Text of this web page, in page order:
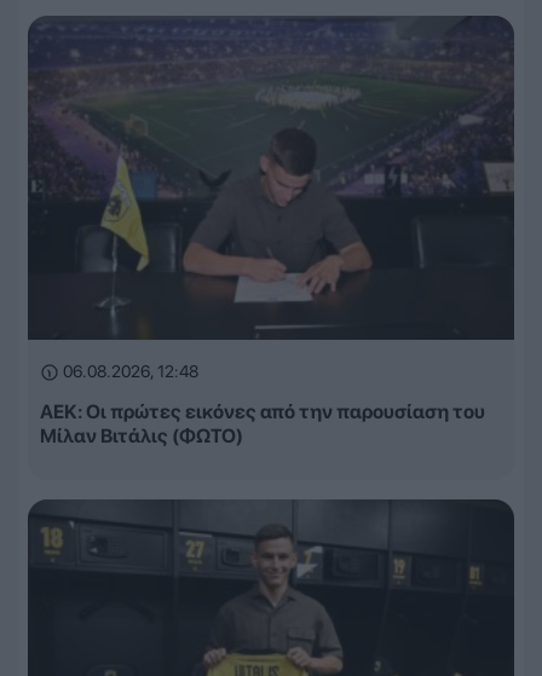
06.08.2026, 12:48
ΑΕΚ: Οι πρώτες εικόνες από την παρουσίαση του
Μίλαν Βιτάλις (ΦΩΤΟ)